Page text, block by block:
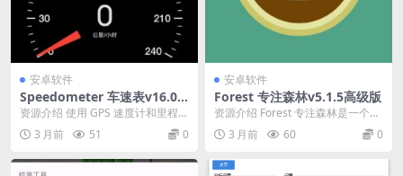
安卓软件
Speedometer 车速表v16.0
专业版
资源介绍 使用 GPS 速度计和里程表
精准测量速度、距离和行驶里程，
轻松记录每次...
3 月前 51 0
安卓软件
Forest 专注森林v5.1.5高级版
资源介绍 Forest 专注森林是一个帮
助您暂时不玩手机，专心于目前工
作与学*的...
3 月前 60 0